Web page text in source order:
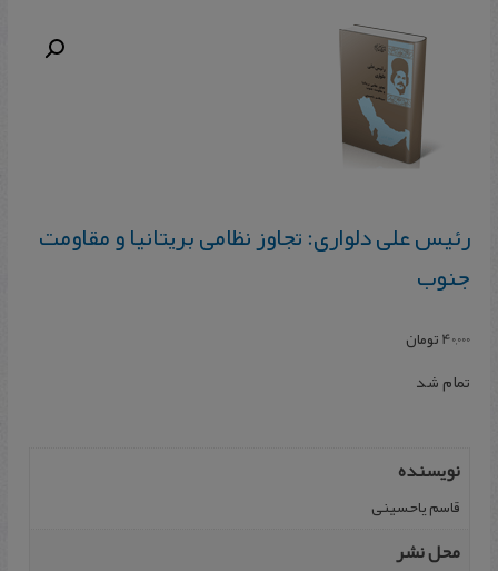
رئیس‌ علی‌ دلواری‌: تجاوز نظامی‌ بریتانیا و مقاومت‌
جنوب‌
40,000تومان
تمام شد
نویسنده
قاسم یاحسینی
محل نشر